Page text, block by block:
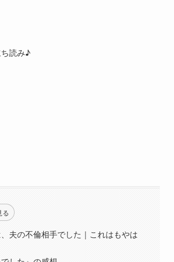
読み♪
る
夫の不倫相手でした｜これはもやは